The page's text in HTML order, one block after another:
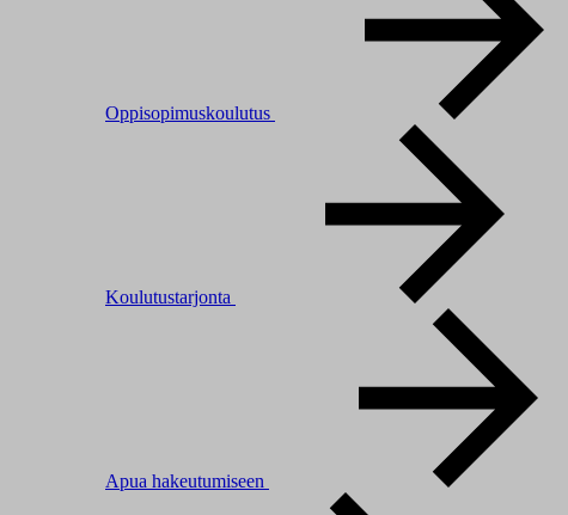
Oppisopimuskoulutus
Koulutustarjonta
Apua hakeutumiseen